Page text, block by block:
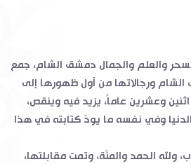
والعلم والجمال دمشق الشام، جمع
ورجالاتها من أول ظهورها إلى
وعشرين عاماً، يزيد فيه وينقص،
وفي نفسه ما يودّ كتابته في هذا
ولله الحمد والمنّة، وتمت مقابلتها،